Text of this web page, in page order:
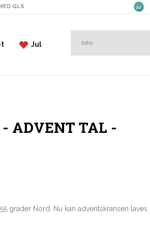
GLS
Jul
- ADVENT TAL -
grader Nord. Nu kan adventskransen laves